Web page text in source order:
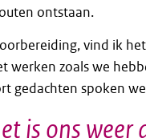
ontstaan.
vind ik
werken zoals we
gedachten spoken
is ons